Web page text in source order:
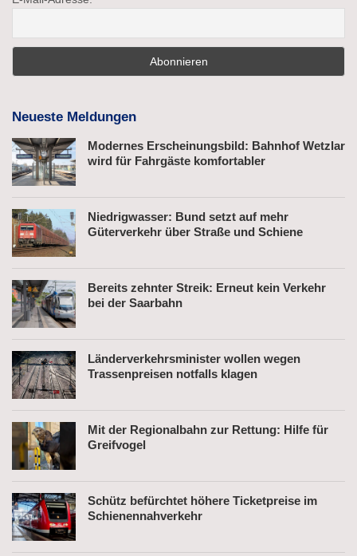
Neueste Meldungen
Modernes Erscheinungsbild: Bahnhof Wetzlar
wird für Fahrgäste komfortabler
Niedrigwasser: Bund setzt auf mehr
Güterverkehr über Straße und Schiene
Bereits zehnter Streik: Erneut kein Verkehr
bei der Saarbahn
Länderverkehrsminister wollen wegen
Trassenpreisen notfalls klagen
Mit der Regionalbahn zur Rettung: Hilfe für
Greifvogel
Schütz befürchtet höhere Ticketpreise im
Schienennahverkehr